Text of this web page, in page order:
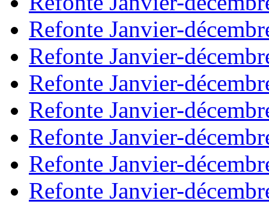
Refonte Janvier-
Refonte Janvier-
Refonte Janvier-
Refonte Janvier-
Refonte Janvier-
Refonte Janvier-
Refonte Janvier-